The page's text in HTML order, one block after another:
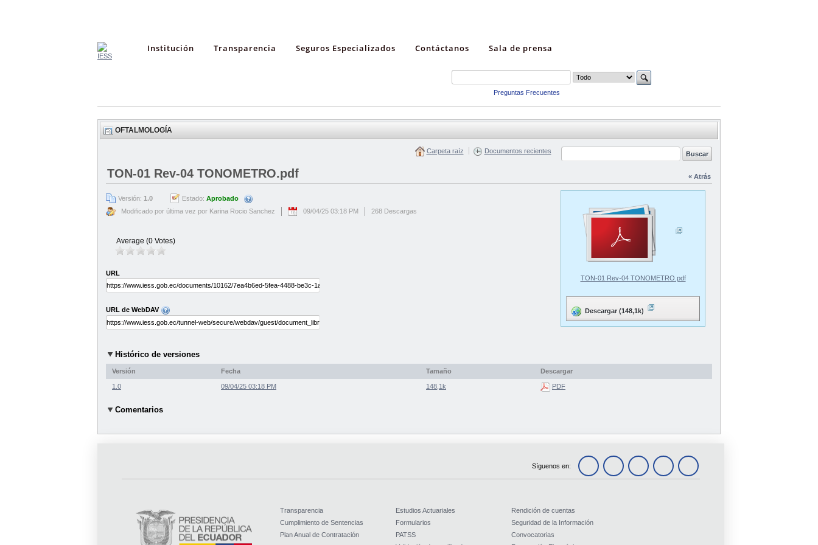
Institución Transparencia Seguros Especializados Contáctanos Sala de prensa
Preguntas Frecuentes
OFTALMOLOGÍA
Carpeta raíz Documentos recientes
« Atrás
TON-01 Rev-04 TONOMETRO.pdf
Versión: 1.0 Estado: Aprobado
Modificado por última vez por Karina Rocio Sanchez
09/04/25 03:18 PM 268 Descargas
Average (0 Votes)
URL
URL de WebDAV
TON-01 Rev-04 TONOMETRO.pdf
Descargar (148,1k)
Histórico de versiones
Versión Fecha Tamaño Descargar
1.0 09/04/25 03:18 PM 148,1k PDF
Comentarios
Síguenos en:
Transparencia
Cumplimiento de Sentencias
Plan Anual de Contratación
Estudios Actuariales
Formularios
PATSS
Rendición de cuentas
Seguridad de la Información
Convocatorias